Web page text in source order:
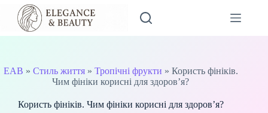
Перейти
вмісту
EAB » Стиль життя» Тропічні фрукти » Користь фініків.
Чим фініки корисні для здоров’я?
Користь фініків. Чим фініки корисні для здоров’я?